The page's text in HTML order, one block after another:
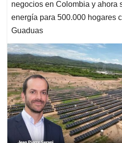
negocios en Colombia y ahora
energía para 500.000 hogares
Guaduas